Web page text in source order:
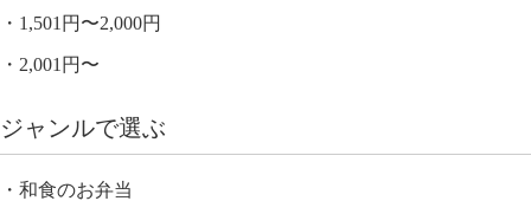
1,501円〜2,000円
2,001円〜
ジャンルで選ぶ
和食のお弁当